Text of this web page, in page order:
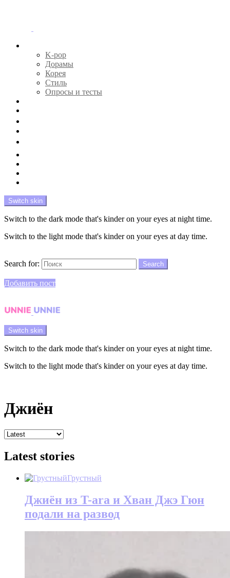
K-pop
Дорамы
Корея
Стиль
Опросы и тесты
Switch skin
Switch to the dark mode that's kinder on your eyes at night time.
Switch to the light mode that's kinder on your eyes at day time.
Search for:
Search
Добавить пост
Switch skin
Switch to the dark mode that's kinder on your eyes at night time.
Switch to the light mode that's kinder on your eyes at day time.
Джиён
Latest stories
Грустный
Джиён из T-ara и Хван Джэ Гюн
подали на развод